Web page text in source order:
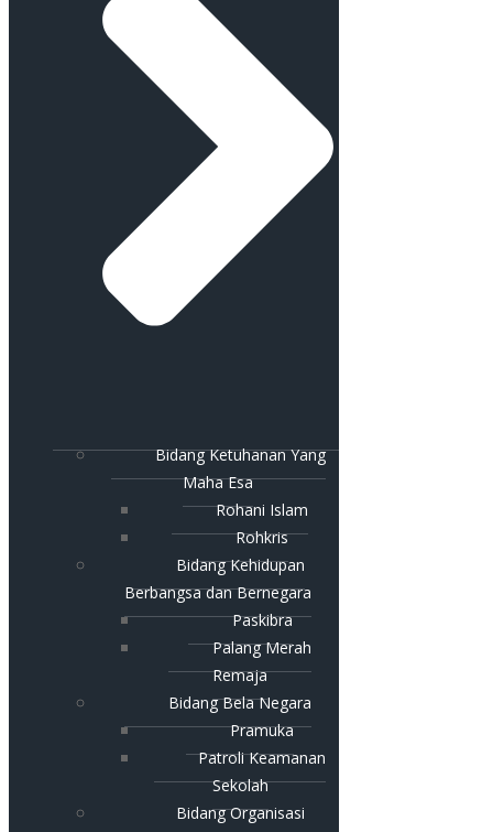
Bidang Ketuhanan Yang
Maha Esa
Rohani Islam
Rohkris
Bidang Kehidupan
Berbangsa dan Bernegara
Paskibra
Palang Merah
Remaja
Bidang Bela Negara
Pramuka
Patroli Keamanan
Sekolah
Bidang Organisasi